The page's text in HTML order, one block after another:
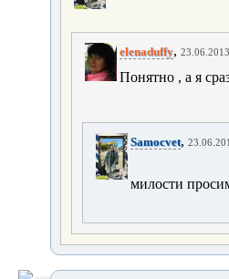
elenaduffy,
Понятно , а я
Samocvet,
милости